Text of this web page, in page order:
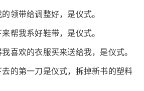
领带给调整好，是仪式。
帮我系好鞋带，是仪式。
喜欢的衣服买来送给我，是仪式。
的第一刀是仪式，拆掉新书的塑料